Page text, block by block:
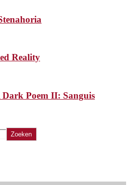
Reality
Poem II: Sanguis
Zoeken